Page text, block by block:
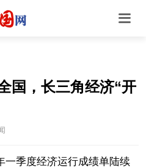
国，长三角经济“开
一季度经济运行成绩单陆续